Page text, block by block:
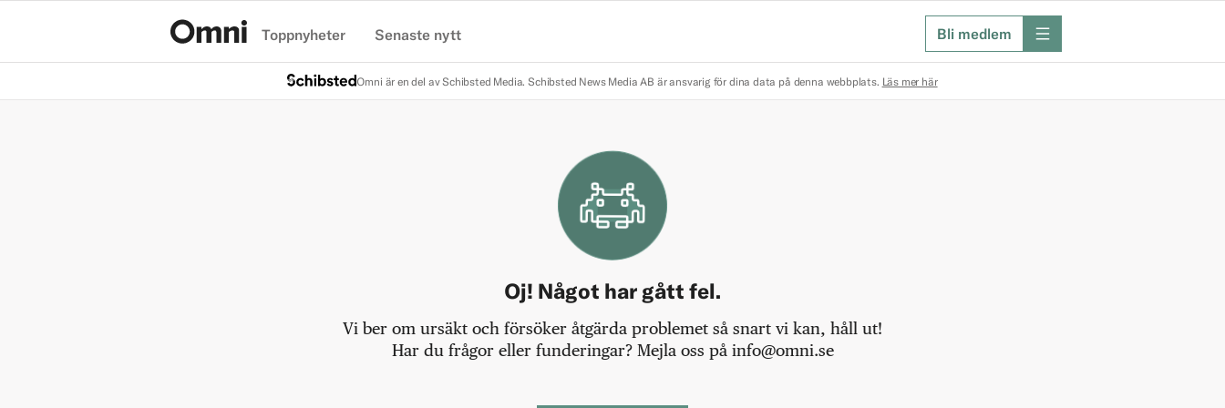
Toppnyheter Senaste nytt Bli medlem meny
Omni är en del av Schibsted Media. Schibsted News Media AB är ansvarig för dina data på denna webbplats. Läs mer här
Oj! Något har gått fel.
Vi ber om ursäkt och försöker åtgärda problemet så snart vi kan, håll ut!
Har du frågor eller funderingar? Mejla oss på info@omni.se